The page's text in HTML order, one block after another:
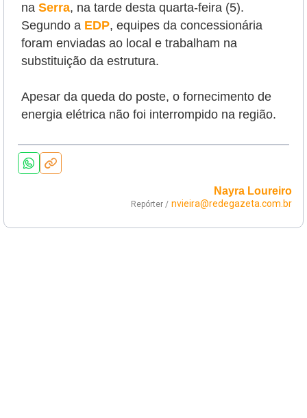
na Serra, na tarde desta quarta-feira (5).
Segundo a EDP, equipes da concessionária
foram enviadas ao local e trabalham na
substituição da estrutura.
Apesar da queda do poste, o fornecimento de
energia elétrica não foi interrompido na região.
Nayra Loureiro
Repórter / nvieira@redegazeta.com.br